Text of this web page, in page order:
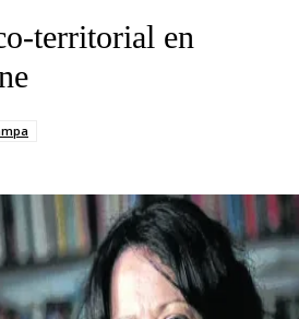
territorial en